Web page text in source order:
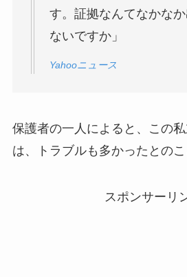
す。証拠なんてなかな
ないですか」
Yahooニュース
保護者の一人によると、この
は、トラブルも多かったとのこ
スポンサーリ